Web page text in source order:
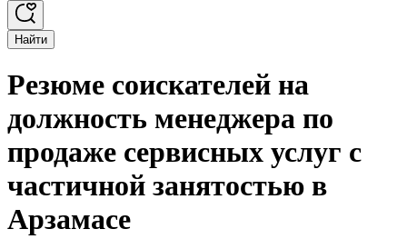
Найти
Резюме соискателей на
должность менеджера по
продаже сервисных услуг с
частичной занятостью в
Арзамасе